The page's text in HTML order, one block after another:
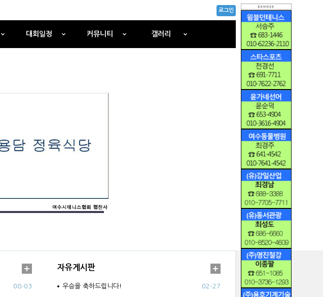
대회일정 커뮤니티 갤러리
로그인
08-03
자유게시판
우승을 축하드립니다! 02-27